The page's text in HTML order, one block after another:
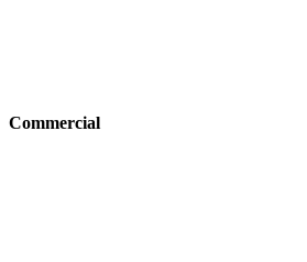
Commercial